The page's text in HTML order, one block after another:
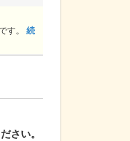
さい。
す。 続